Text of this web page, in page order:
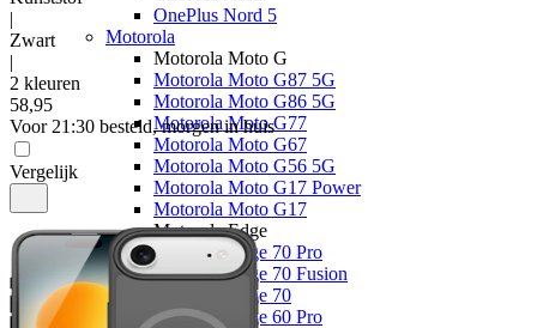
OnePlus Nord 5
Motorola
Motorola Moto G
Motorola Moto G87 5G
Motorola Moto G86 5G
Motorola Moto G77
Motorola Moto G67
Motorola Moto G56 5G
Motorola Moto G17 Power
Motorola Moto G17
Motorola Edge
Motorola Edge 70 Pro
Motorola Edge 70 Fusion
Motorola Edge 70
Motorola Edge 60 Pro
|
Zwart
|
2 kleuren
58,95
Voor 21:30 besteld, morgen in huis
Vergelijk